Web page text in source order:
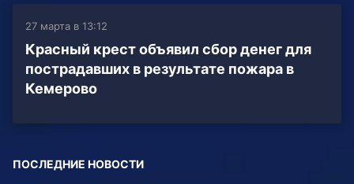
27 марта в 13:12
Красный крест объявил сбор денег для
пострадавших в результате пожара в
Кемерово
ПОСЛЕДНИЕ НОВОСТИ